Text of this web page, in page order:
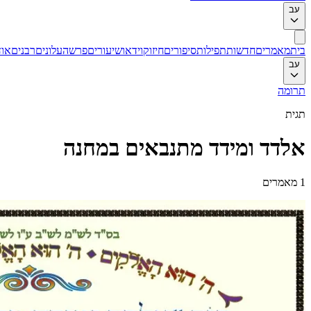
עב
ביתמאמריםחדשותתפילותסיפוריםחיזוקוידאושיעוריםפרשהעלוניםרבנים
עב
תרומה
תגית
אלדד ומידד מתנבאים במחנה
1 מאמרים